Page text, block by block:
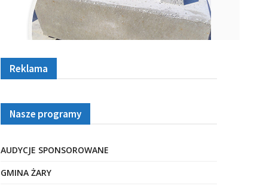
Reklama
Nasze programy
AUDYCJE SPONSOROWANE
GMINA ŻARY